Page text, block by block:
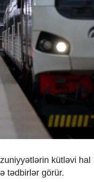
kütləvi hal
tədbirlər görür.